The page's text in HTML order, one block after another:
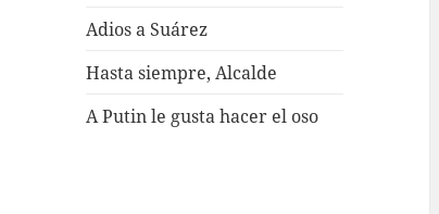
Adios a Suárez
Hasta siempre, Alcalde
A Putin le gusta hacer el oso